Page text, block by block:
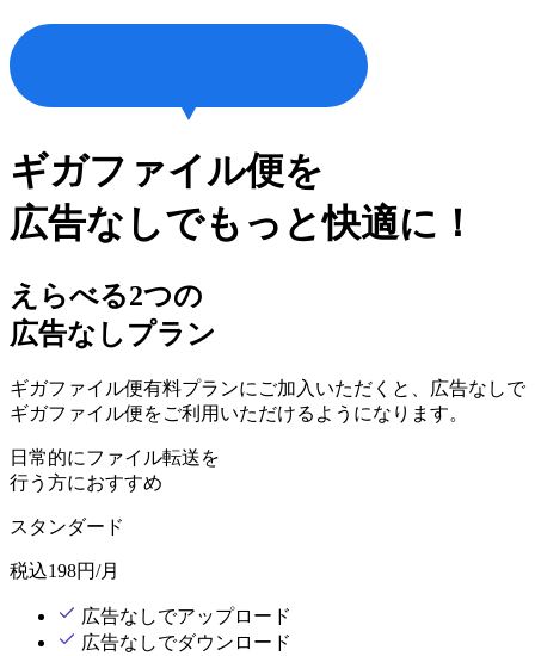
ギガファイル便を
広告なしでもっと快適に！
えらべる2つの
広告なしプラン
ギガファイル便有料プランにご加入いただくと、広告なしで
ギガファイル便をご利用いただけるようになります。
日常的にファイル転送を
行う方におすすめ
スタンダード
税込198円/月
広告なしでアップロード
広告なしでダウンロード